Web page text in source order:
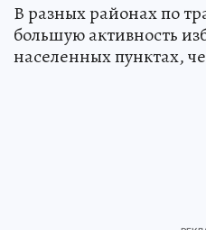
В разных районах по
большую активность
населенных пунктах,